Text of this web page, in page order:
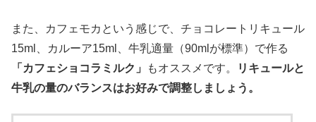
また、カフェモカという感じで、チョコレートリキュール
15ml、カルーア15ml、牛乳適量（90mlが標準）で作る
「カフェショコラミルク」
もオススメです。
リキュールと
牛乳の量のバランスはお好みで調整しましょう。